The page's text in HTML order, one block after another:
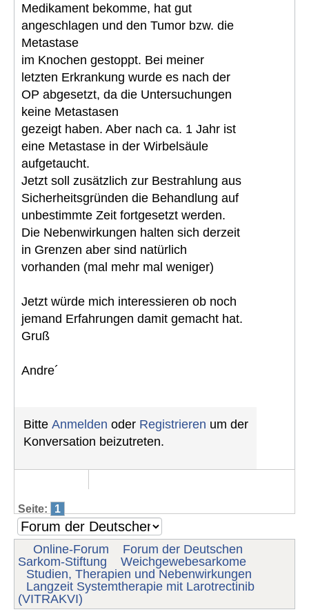
Medikament bekomme, hat gut
angeschlagen und den Tumor bzw. die
Metastase
im Knochen gestoppt. Bei meiner
letzten Erkrankung wurde es nach der
OP abgesetzt, da die Untersuchungen
keine Metastasen
gezeigt haben. Aber nach ca. 1 Jahr ist
eine Metastase in der Wirbelsäule
aufgetaucht.
Jetzt soll zusätzlich zur Bestrahlung aus
Sicherheitsgründen die Behandlung auf
unbestimmte Zeit fortgesetzt werden.
Die Nebenwirkungen halten sich derzeit
in Grenzen aber sind natürlich
vorhanden (mal mehr mal weniger)
Jetzt würde mich interessieren ob noch
jemand Erfahrungen damit gemacht hat.
Gruß
Andre´
Bitte Anmelden oder Registrieren um der
Konversation beizutreten.
Seite: 1
Online-Forum
Forum der Deutschen
Sarkom-Stiftung
Weichgewebesarkome
Studien, Therapien und Nebenwirkungen
Langzeit Systemtherapie mit Larotrectinib
(VITRAKVI)